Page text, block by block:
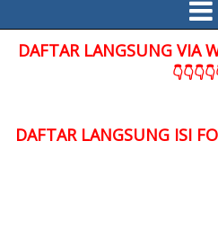
DAFTAR LANGSUNG VIA
DAFTAR LANGSUNG ISI